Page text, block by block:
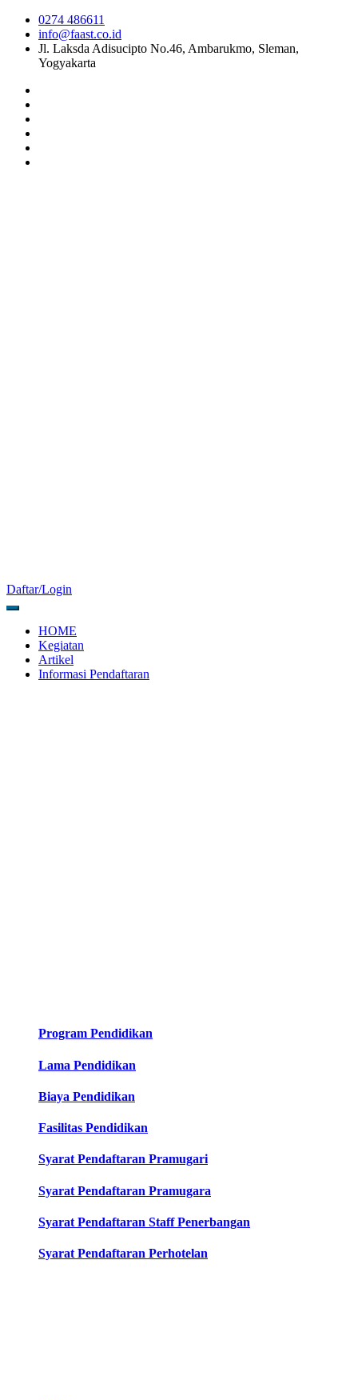
0274 486611
info@faast.co.id
Jl. Laksda Adisucipto No.46, Ambarukmo, Sleman,
Yogyakarta
Daftar/Login
HOME
Kegiatan
Artikel
Informasi Pendaftaran
Program Pendidikan
Lama Pendidikan
Biaya Pendidikan
Fasilitas Pendidikan
Syarat Pendaftaran Pramugari
Syarat Pendaftaran Pramugara
Syarat Pendaftaran Staff Penerbangan
Syarat Pendaftaran Perhotelan